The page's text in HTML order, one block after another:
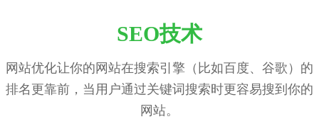
SEO技术
网站优化让你的网站在搜索引擎（比如百度、谷歌）的
排名更靠前，当用户通过关键词搜索时更容易搜到你的
网站。